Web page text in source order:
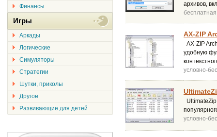
архивов,
бесплатная
AX-ZIP
AX-ZIP
удобную
условно-
условно-
Финансы
Игры
Аркады
Логические
Симуляторы
Стратегии
Шутки, приколы
Другое
Развивающие для детей